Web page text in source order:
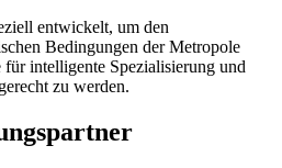
entwickelt, um den
Bedingungen der Metropole
intelligente Spezialisierung und
zu werden.